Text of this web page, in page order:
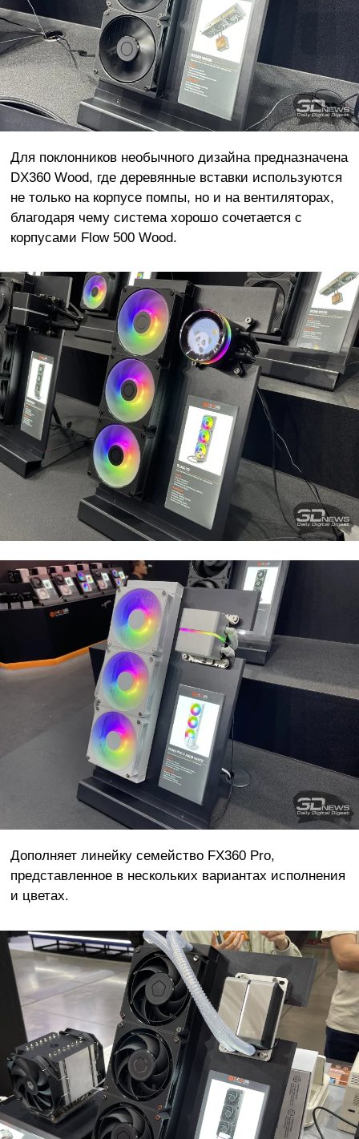
Для поклонников необычного дизайна предназначена
DX360 Wood, где деревянные вставки используются
не только на корпусе помпы, но и на вентиляторах,
благодаря чему система хорошо сочетается с
корпусами Flow 500 Wood.
Дополняет линейку семейство FX360 Pro,
представленное в нескольких вариантах исполнения
и цветах.